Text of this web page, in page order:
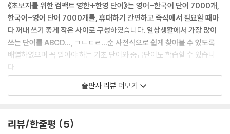
ㅌ
ㅍ
ㅎ
부록?기본용어
단위
시간, 날짜
《초보자를 위한 컴팩트 영한+한영 단어》는 영어-한국어 단어 7000개,
한국어-영어 단어 7000개를, 휴대하기 간편하고 즉석에서 필요할 때마
다 꺼내 쓰기 좋게 작은 사이로 구성하였습니다. 일상생활에서 가장 많이
쓰는 단어를 ABCD…, ㄱㄴㄷㄹ…순 사전식으로 쉽게 찾아볼 수 있도록
배열하였으며 꼭 알아야 하는 기초 단어와 중급단어도 학습할 수 있습니
다.
《초보자를 위한 컴팩트 영한+한영 단어》는 사전과 단어장의 역할을 하는
히도록 배려하였습니다. 언어 공부는 단어로부터 시작됩니다. 이 책은 영
출판사 리뷰 더보기
리뷰/한줄평 5